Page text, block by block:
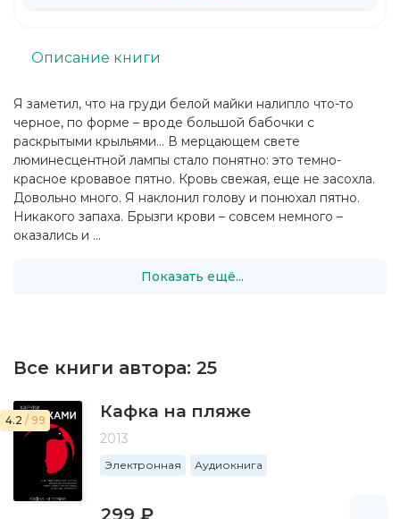
Я заметил, что на груди белой майки налипло что-то
черное, по форме – вроде большой бабочки с
раскрытыми крыльями… В мерцающем свете
люминесцентной лампы стало понятно: это темно-
красное кровавое пятно. Кровь свежая, еще не засохла.
Довольно много. Я наклонил голову и понюхал пятно.
Никакого запаха. Брызги крови – совсем немного –
оказались и ...
Показать ещё...
Описание книги
Все книги автора: 25
4.2 / 99 Кафка на пляже
2013
Электронная Аудиокнига